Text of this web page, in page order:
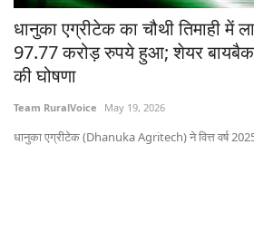
धानुका एग्रीटेक का चौथी तिमाही में
97.77 करोड़ रुपये हुआ; शेयर
की घोषणा
Team RuralVoice May 19, 2026
धानुका एग्रीटेक (Dhanuka Agritech) ने वित्त वर्ष